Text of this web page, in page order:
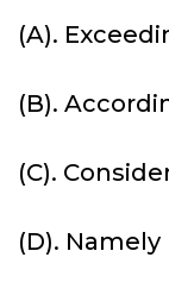
(A).
(B).
(C).
(D). Namely